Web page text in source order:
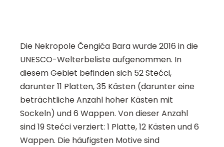
Die Nekropole Čengića Bara wurde 2016 in die
UNESCO-Welterbeliste aufgenommen. In
diesem Gebiet befinden sich 52 Stećci,
darunter 11 Platten, 35 Kästen (darunter eine
beträchtliche Anzahl hoher Kästen mit
Sockeln) und 6 Wappen. Von dieser Anzahl
sind 19 Stećci verziert: 1 Platte, 12 Kästen und 6
Wappen. Die häufigsten Motive sind